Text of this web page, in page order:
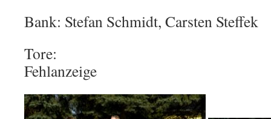
Bank: Stefan Schmidt, Carsten Steffek
Tore:
Fehlanzeige